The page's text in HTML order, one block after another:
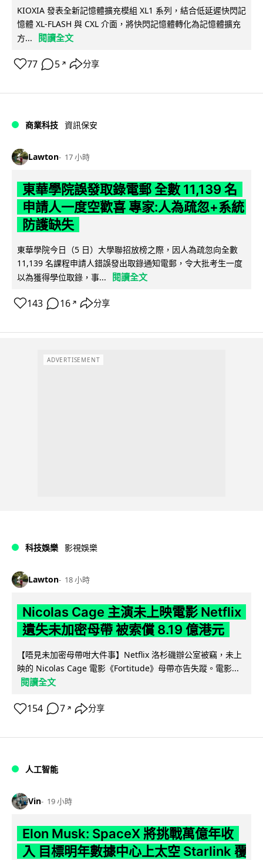
KIOXIA 發表全新記憶體擴充模組 XL1 系列，結合低延遲快閃記
憶體 XL-FLASH 與 CXL 介面，將快閃記憶體轉化為記憶體擴充
方...
閱讀全文
77 5 ↗ 分享
商業科技 資訊保安
Lawton 17 小時
東華學院誤發取錄電郵 全數 11,139 名
申請人一度空歡喜 專家:人為疏忽+系統
防護缺失
東華學院今日（5 日）大學聯招放榜之際，因人為疏忽向全數
11,139 名課程申請人錯誤發出取錄通知電郵，令大批考生一度
以為獲得學位取錄，事...
閱讀全文
143 16 ↗ 分享
ADVERTISEMENT
科技娛樂 影視娛樂
Lawton 18 小時
Nicolas Cage 主演未上映電影 Netflix
遺失未加密母帶 被索償 8.19 億港元
【唔見未加密母帶咁大件事】Netflix 洛杉磯辦公室被竊，未上
映的 Nicolas Cage 電影《Fortitude》母帶亦告失蹤。電影...
閱讀全文
154 7 ↗ 分享
人工智能
Vin 19 小時
Elon Musk: SpaceX 將挑戰萬億年收
入 目標明年數據中心上太空 Starlink 覆